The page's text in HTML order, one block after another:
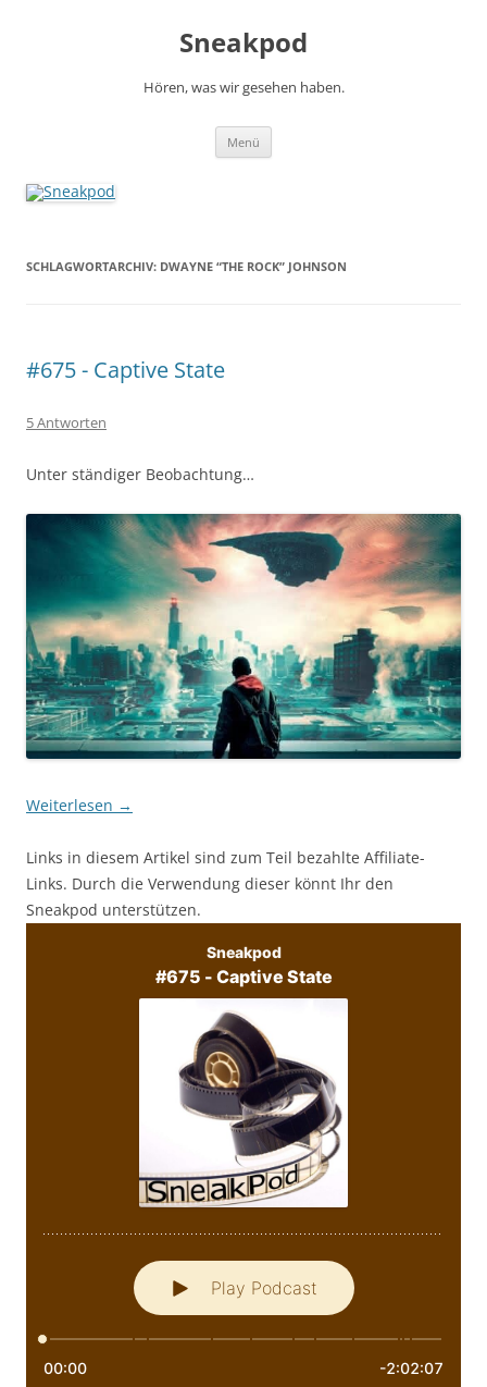
Sneakpod
Hören, was wir gesehen haben.
Menü
SCHLAGWORTARCHIV: DWAYNE “THE ROCK” JOHNSON
#675 - Captive State
5 Antworten
Unter ständiger Beobachtung…
Weiterlesen →
Links in diesem Artikel sind zum Teil bezahlte Affiliate-
Links. Durch die Verwendung dieser könnt Ihr den
Sneakpod unterstützen.